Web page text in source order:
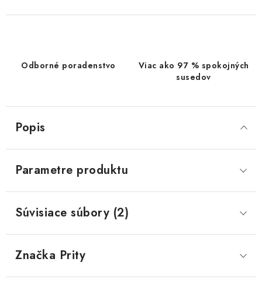
Odborné poradenstvo
Viac ako 97 % spokojných
susedov
Popis
Parametre produktu
Súvisiace súbory (2)
Značka Prity